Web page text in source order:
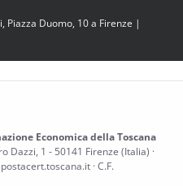
Piazza Duomo, 10 a Firenze |
Economica della Toscana
Dazzi, 1 - 50141 Firenze (Italia) ·
· C.F.